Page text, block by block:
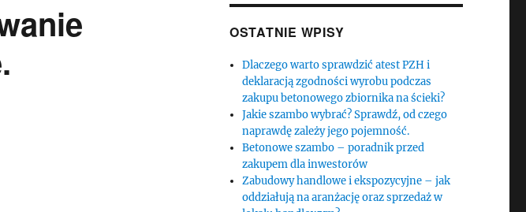
OSTATNIE WPISY
Dlaczego warto sprawdzić atest PZH i
deklaracją zgodności wyrobu podczas
zakupu betonowego zbiornika na ścieki?
Jakie szambo wybrać? Sprawdź, od czego
naprawdę zależy jego pojemność.
Betonowe szambo – poradnik przed
zakupem dla inwestorów
Zabudowy handlowe i ekspozycyjne – jak
oddziałują na aranżację oraz sprzedaż w